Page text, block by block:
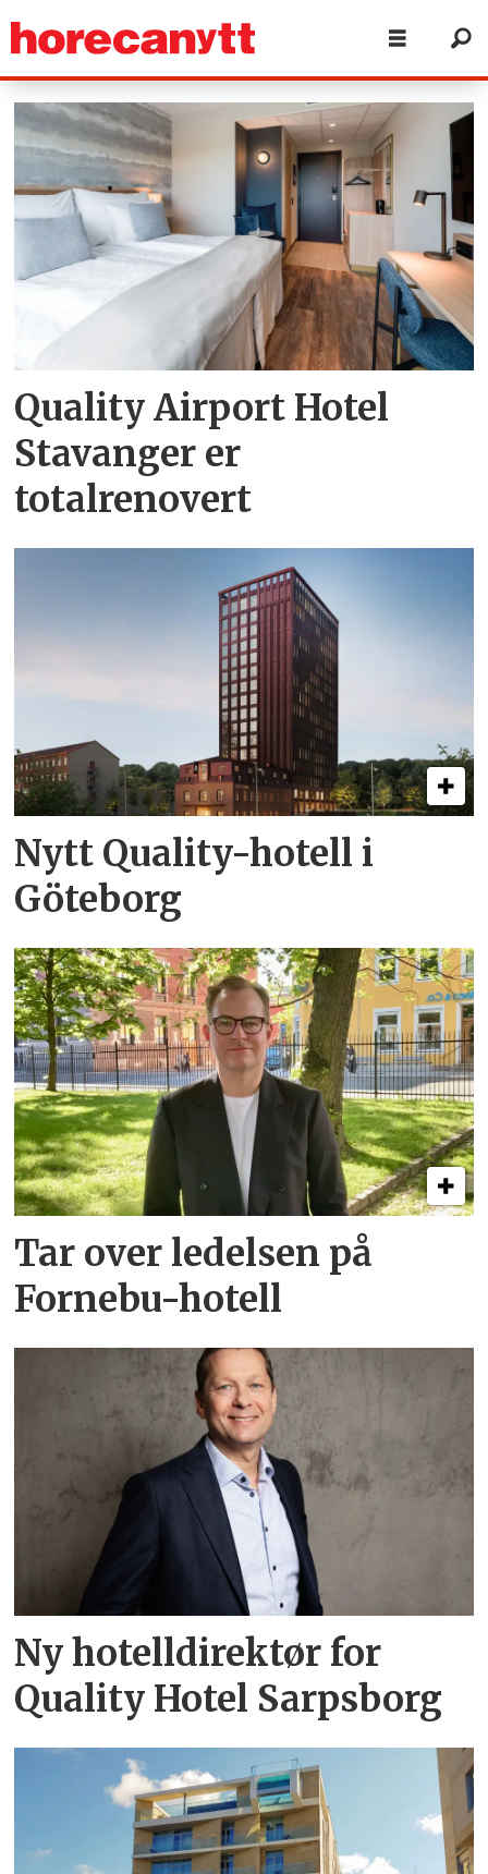
Tag:
quality
hotel
Quality Airport Hotel
Stavanger er
totalrenovert
Nytt Quality-hotell i
Göteborg
Tar over ledelsen på
Fornebu-hotell
Ny hotelldirektør for
Quality Hotel Sarpsborg